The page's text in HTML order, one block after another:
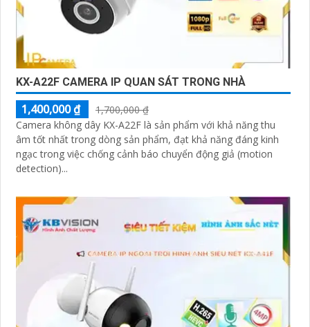
KX-A22F CAMERA IP QUAN SÁT TRONG NHÀ
1,400,000 ₫
1,700,000 ₫
Camera không dây KX-A22F là sản phẩm với khả năng thu
âm tốt nhất trong dòng sản phẩm, đạt khả năng đáng kinh
ngạc trong việc chống cảnh báo chuyển động giả (motion
detection)...